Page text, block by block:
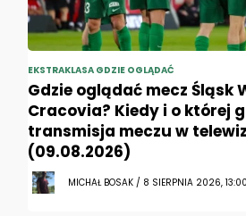
EKSTRAKLASA GDZIE OGLĄDAĆ
Gdzie oglądać mecz Śląsk
Cracovia? Kiedy i o której
transmisja meczu w
(09.08.2026)
MICHAŁ BOSAK / 8 SIERPNIA 2026, 13:00